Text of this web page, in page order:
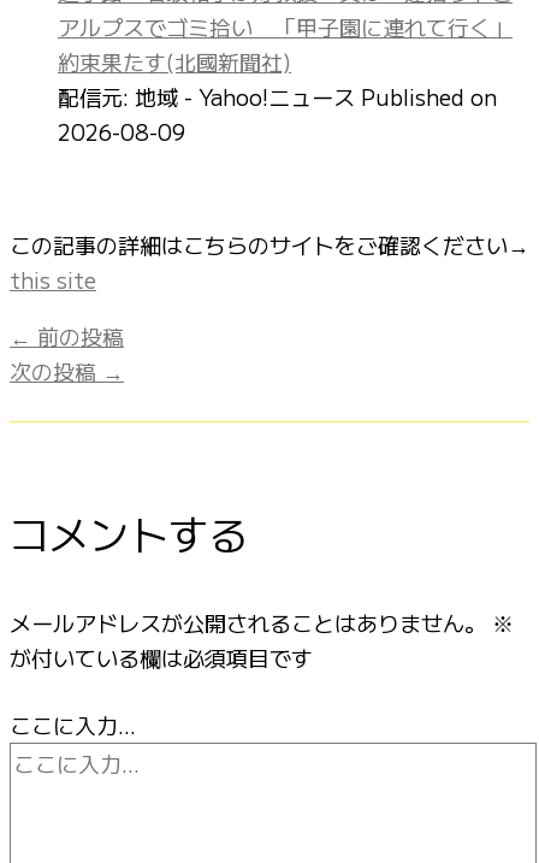
アルプスでゴミ拾い 「甲子園に連れて行く」
約束果たす(北國新聞社)
配信元: 地域 - Yahoo!ニュース Published on
2026-08-09
この記事の詳細はこちらのサイトをご確認ください→
this site
← 前の投稿
次の投稿 →
コメントする
メールアドレスが公開されることはありません。
※
が付いている欄は必須項目です
ここに入力…